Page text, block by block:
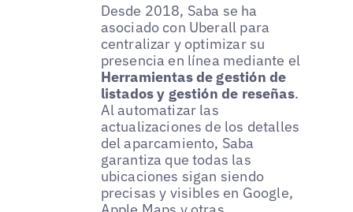
Desde 2018, Saba se ha
asociado con Uberall para
centralizar y optimizar su
presencia en línea mediante el
Herramientas de gestión de
listados y gestión de reseñas.
Al automatizar las
actualizaciones de los detalles
del aparcamiento, Saba
garantiza que todas las
ubicaciones sigan siendo
precisas y visibles en Google,